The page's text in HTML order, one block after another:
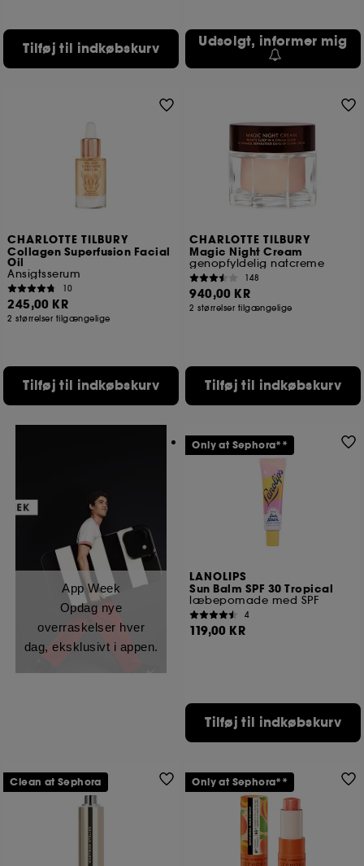
Tilføj til indkøbskurv Udsolgt, informer mig
CHARLOTTE TILBURY
Collagen Superfusion Facial
Oil
Ansigtsserum
10
245,00 KR
2 størrelser tilgængelige
Tilføj til indkøbskurv
CHARLOTTE TILBURY
Magic Night Cream
genopfyldelig natcreme
148
940,00 KR
2 størrelser tilgængelige
Tilføj til indkøbskurv
App Week
Opdag nye
overraskelser hver
dag, eksklusivt i appen.
LANOLIPS
Sun Balm SPF 30 Tropical
læbepomade med SPF
4
119,00 KR
Tilføj til indkøbskurv
Only at Sephora**
Clean at Sephora Only at Sephora**